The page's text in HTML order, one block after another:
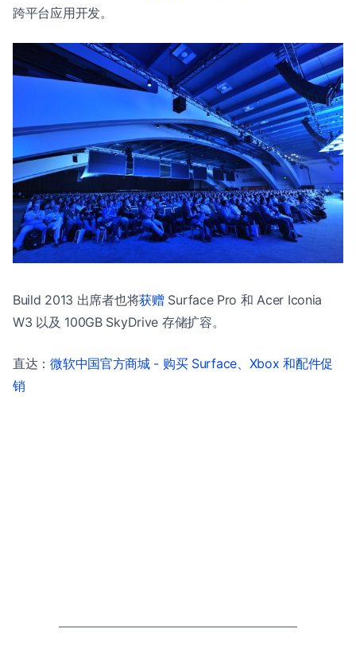
跨平台应用开发。
Build 2013 出席者也将获赠Surface Pro 和 Acer Iconia
W3 以及 100GB SkyDrive 存储扩容。
直达：微软中国官方商城 - 购买 Surface、Xbox 和配件促
销